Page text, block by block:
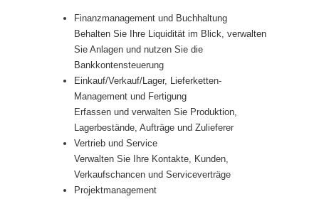
Finanzmanagement und Buchhaltung
Behalten Sie Ihre Liquidität im Blick, verwalten
Sie Anlagen und nutzen Sie die
Bankkontensteuerung
Einkauf/Verkauf/Lager, Lieferketten-
Management und Fertigung
Erfassen und verwalten Sie Produktion,
Lagerbestände, Aufträge und Zulieferer
Vertrieb und Service
Verwalten Sie Ihre Kontakte, Kunden,
Verkaufschancen und Serviceverträge
Projektmanagement